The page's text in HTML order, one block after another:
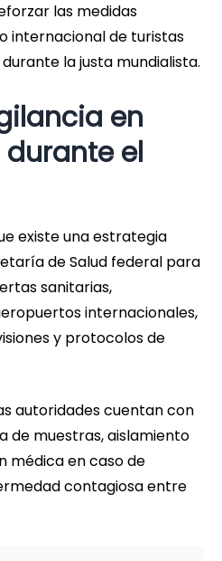
las medidas
internacional de turistas
la justa mundialista.
en
el
existe una estrategia
de Salud federal para
sanitarias,
internacionales,
y protocolos de
autoridades cuentan con
de muestras, aislamiento
médica en caso de
contagiosa entre